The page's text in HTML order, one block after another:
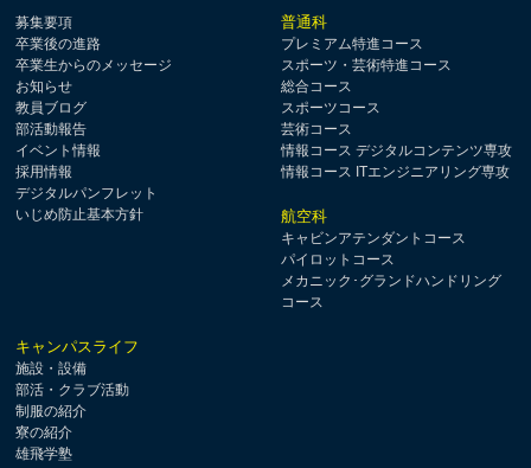
募集要項
卒業後の進路
卒業生からのメッセージ
お知らせ
教員ブログ
部活動報告
イベント情報
採用情報
デジタルパンフレット
いじめ防止基本方針
普通科
プレミアム特進コース
スポーツ・芸術特進コース
総合コース
スポーツコース
芸術コース
情報コース デジタルコンテンツ専攻
情報コース ITエンジニアリング専攻
航空科
キャビンアテンダントコース
パイロットコース
メカニック･グランドハンドリング
コース
キャンパスライフ
施設・設備
部活・クラブ活動
制服の紹介
寮の紹介
雄飛学塾